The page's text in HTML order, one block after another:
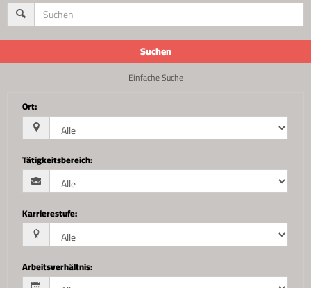
Suchen
Einfache Suche
Ort:
Tätigkeitsbereich:
Karrierestufe:
Arbeitsverhältnis: